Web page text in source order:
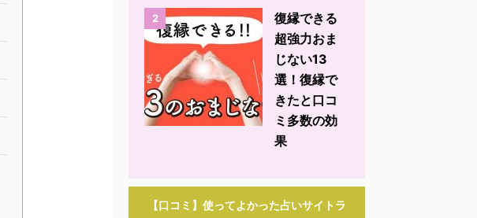
2
復縁できる
超強力おま
じない13
選！復縁で
きたと口コ
ミ多数の効
果
【口コミ】使ってよかった占いサイトラ